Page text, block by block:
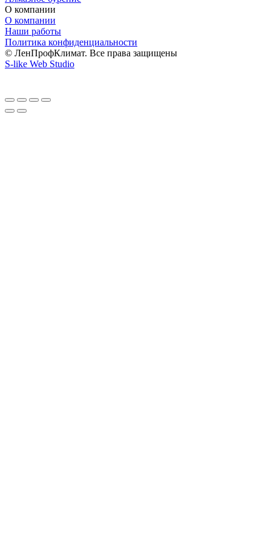
О компании
О компании
Наши работы
Политика конфиденциальности
© ЛенПрофКлимат. Все права защищены
S-like Web Studio